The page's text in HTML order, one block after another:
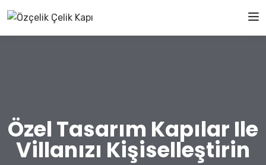
Özel Tasarım Kapılar Ile
Villanızı Kişiselleştirin